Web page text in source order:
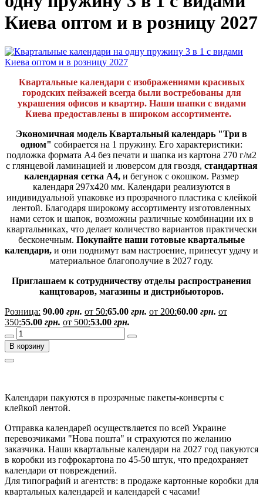
Киева оптом и в розницу 2027
Квартальные календари с изображениями красивых
городских пейзажей всегда были востребованы для
украшения офисов и квартир. Наши шапки с видами
Киева предоставлены в широком ассортименте.
Экономичная модель Квартальный календарь "Три в
одном" собирается на 1 пружину. Его характеристики:
подложка формата А4 без печати и шапка из картона 270 г/м2
с глянцевой ламинацией и люверсом для гвоздя, стандартная
календарная сетка А4, и бегунок с окошком. Размер
календаря 297х420 мм. Календари реализуются в
индивидуальной упаковке из прозрачного пластика с клейкой
лентой. Благодаря широкому ассортименту изготовленных
нами сеток и шапок, возможны различные комбинации их в
квартальниках, что делает количество вариантов практически
бесконечным. Покупайте наши готовые квартальные
календари, и они поднимут вам настроение, принесут удачу и
материальное благополучие в 2027 году.
Приглашаем к сотрудничеству отделы распространения
канцтоваров, магазины и дистрибьюторов.
Розница: 90.00 грн. от 50:65.00 грн. от 200:60.00 грн. от
350:55.00 грн. от 500:53.00 грн.
В корзину
Календари пакуются в прозрачные пакеты-конверты с
клейкой лентой.
Отправка календарей осуществляется по всей Украине
перевозчиками "Нова пошта" и страхуются по желанию
заказчика. Наши квартальные календари на 2027 год пакуются
в коробки из гофрокартона по 45-50 штук, что предохраняет
календари от повреждений.
Для типографий и агентств: в продаже картонные коробки для
квартальных календарей и календарей с часами!